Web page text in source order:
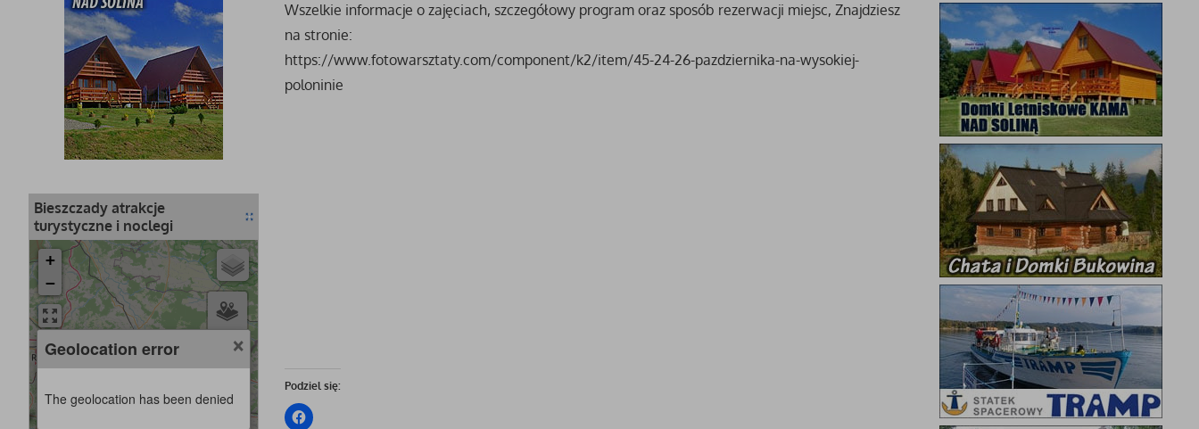
Wszelkie informacje o zajęciach, szczegółowy program oraz sposób rezerwacji miejsc, Znajdziesz
na stronie:
https://www.fotowarsztaty.com/component/k2/item/45-24-26-pazdziernika-na-wysokiej-
poloninie
Podziel się:
Bieszczady atrakcje
turystyczne i noclegi
+
−
×
Geolocation error
The geolocation has been denied